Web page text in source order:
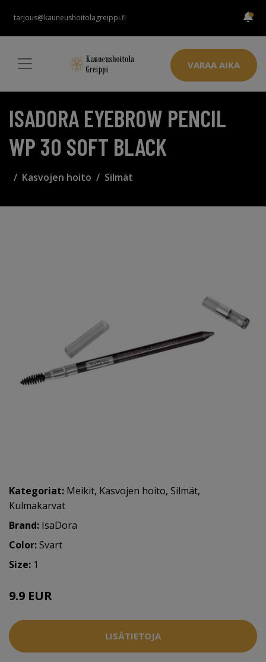
tarjous@kauneushoitolagreippi.fi
VARAA AIKA
ISADORA EYEBROW PENCIL
WP 30 SOFT BLACK
Kasvojen hoito Silmät
Kategoriat: Meikit, Kasvojen hoito, Silmät,
Kulmakarvat
Brand: IsaDora
Color:Svart
Size: 1
9.9 EUR
LISÄTIETOJA